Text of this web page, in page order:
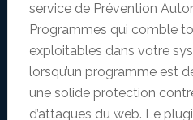
service de Prévention
Programmes qui comble
exploitables dans votre
lorsqu’un programme est
une solide protection
d’attaques du web. Le